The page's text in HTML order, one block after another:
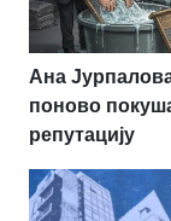
Ана
поново
репутацију